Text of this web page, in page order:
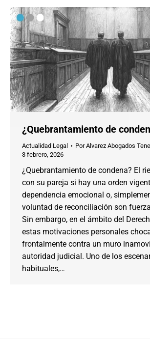
¿Quebrantamiento de
Actualidad Legal PorAlvarez Abogados
3 febrero, 2026
¿Quebrantamiento de condena? El
con su pareja si hay una orden
dependencia emocional o,
voluntad de reconciliación son
Sin embargo, en el ámbito del
estas motivaciones personales
frontalmente contra un muro
autoridad judicial. Uno de los
habituales,…